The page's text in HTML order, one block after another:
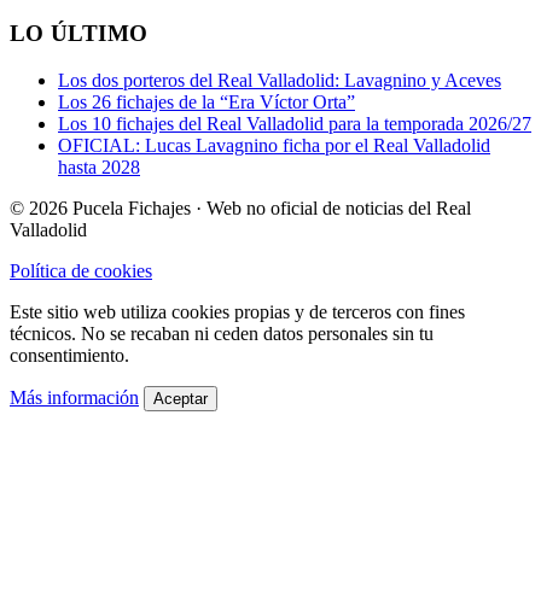
LO ÚLTIMO
Los dos porteros del Real Valladolid: Lavagnino y Aceves
Los 26 fichajes de la “Era Víctor Orta”
Los 10 fichajes del Real Valladolid para la temporada 2026/27
OFICIAL: Lucas Lavagnino ficha por el Real Valladolid
hasta 2028
© 2026 Pucela Fichajes · Web no oficial de noticias del Real
Valladolid
Política de cookies
Este sitio web utiliza cookies propias y de terceros con fines
técnicos. No se recaban ni ceden datos personales sin tu
consentimiento.
Más información Aceptar